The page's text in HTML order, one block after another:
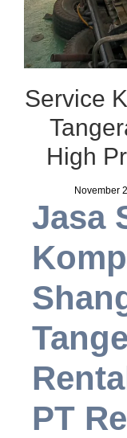
Service
High
November
Jasa
PT